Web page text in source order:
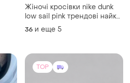
Жіночі кросівки nike dunk
low sail pink трендові найк
дан данки рожеві
36 и еще 5
TOP